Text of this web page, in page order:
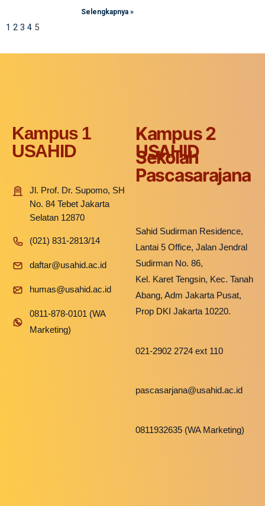
Selengkapnya »
1 2 3 4 5
Kampus 1
USAHID
Jl. Prof. Dr. Supomo, SH
No. 84 Tebet Jakarta
Selatan 12870
(021) 831-2813/14
daftar@usahid.ac.id
humas@usahid.ac.id
0811-878-0101 (WA
Marketing)
Kampus 2
USAHID
Sekolah
Pascasarajana
Sahid Sudirman Residence,
Lantai 5 Office, Jalan Jendral
Sudirman No. 86,
Kel. Karet Tengsin, Kec. Tanah
Abang, Adm Jakarta Pusat,
Prop DKI Jakarta 10220.
021-2902 2724 ext 110
pascasarjana@usahid.ac.id
0811932635 (WA Marketing)